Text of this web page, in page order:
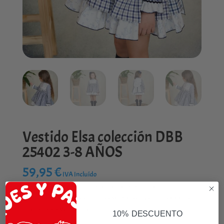
Vestido Elsa colección DBB
25402 3-8 AÑOS
59,95€IVA Incluído
Este encantador vestido de la marca ceremonia DBB
COLECCIÓN combina tonos suaves y estampados que evocan
un aire de elegancia infantil.
10% DESCUENTO